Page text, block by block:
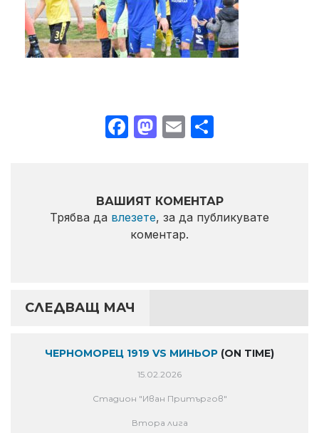
Facebook
Mastodon
Email
ВАШИЯТ КОМЕНТАР
Трябва да влезете, за да публикувате
коментар.
СЛЕДВАЩ МАЧ
ЧЕРНОМОРЕЦ 1919 VS МИНЬОР (ON TIME)
15.02.2026
Стадион "Иван Притъргов"
Втора лига